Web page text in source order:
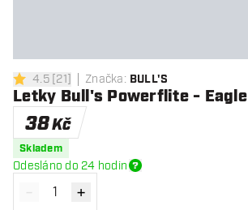
4.5 hodnoticí hvězdičky
4.5[21] Značka: BULL'S
Letky Bull's Powerflite - Eagle
38Kč
Skladem
Odesláno do 24 hodin
Snížit množství
- Zvýšit množství
+